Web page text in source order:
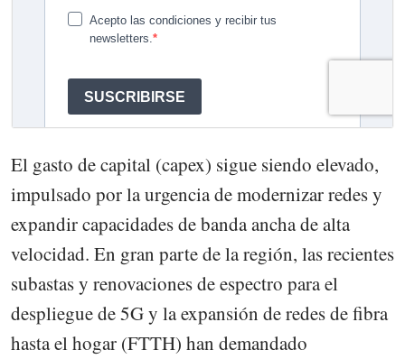
El gasto de capital (capex) sigue siendo elevado,
impulsado por la urgencia de modernizar redes y
expandir capacidades de banda ancha de alta
velocidad. En gran parte de la región, las recientes
subastas y renovaciones de espectro para el
despliegue de 5G y la expansión de redes de fibra
hasta el hogar (FTTH) han demandado